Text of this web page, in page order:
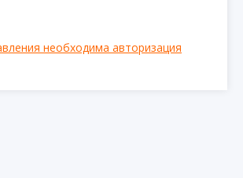
необходима авторизация